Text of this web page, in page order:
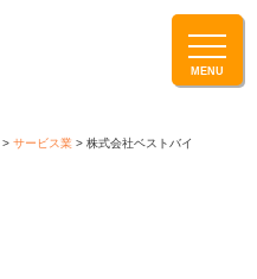
> サービス業 > 株式会社ベストバイ